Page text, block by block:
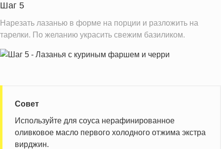
Шаг 5
Нарезать лазанью в форме на порции и разложить на
тарелки. По желанию украсить свежим базиликом.
Совет
Используйте для соуса нерафинированное
оливковое масло первого холодного отжима экстра
вирджин.